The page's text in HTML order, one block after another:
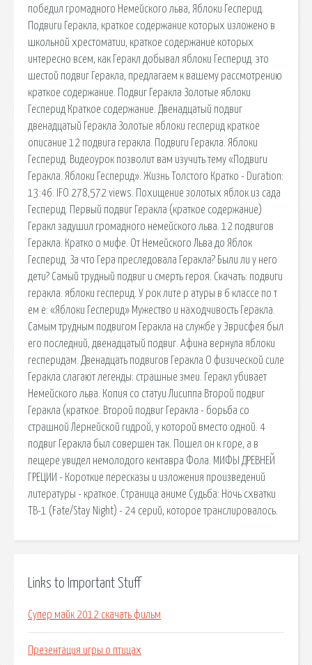
победил громадного Немейского льва, Яблоки Гесперид.
Подвиги Геракла, краткое содержание которых изложено в
школьной хрестоматии, краткое содержание которых
интересно всем, как Геракл добывал яблоки Гесперид. это
шестой подвиг Геракла, предлагаем к вашему рассмотрению
краткое содержание. Подвиг Геракла Золотые яблоки
Гесперид Краткое содержание. Двенадцатый подвиг
двенадцатый Геракла Золотые яблоки гесперид краткое
описание 12 подвига геракла. Подвиги Геракла. Яблоки
Гесперид. Видеоурок позволит вам изучить тему «Подвиги
Геракла. Яблоки Гесперид». Жизнь Толстого Кратко - Duration:
13:46. IFO 278,572 views. Похищение золотых яблок из сада
Гесперид. Первый подвиг Геракла (краткое содержание)
Геракл задушил громадного немейского льва. 12 подвигов
Геракла. Кратко о мифе. От Немейского Льва до Яблок
Гесперид. За что Гера преследовала Геракла? Были ли у него
дети? Самый трудный подвиг и смерть героя. Скачать: подвиги
геракла. яблоки гесперид. У рок лите р атуры в 6 классе по т
ем е: «Яблоки Гесперид» Мужество и находчивость Геракла.
Самым трудным подвигом Геракла на службе у Эврисфея был
его последний, двенадцатый подвиг. Афина вернула яблоки
гесперидам. Двенадцать подвигов Геракла О физической силе
Геракла слагают легенды: страшные змеи. Геракл убивает
Немейского льва. Копия со статуи Лисиппа Второй подвиг
Геракла (краткое. Второй подвиг Геракла - борьба со
страшной Лернейской гидрой, у которой вместо одной. 4
подвиг Геракла был совершен так. Пошел он к горе, а в
пещере увидел немолодого кентавра Фола. МИФЫ ДРЕВНЕЙ
ГРЕЦИИ - Короткие пересказы и изложения произведений
литературы - краткое. Страница аниме Судьба: Ночь схватки
ТВ-1 (Fate/Stay Night) - 24 серий, которое транслировалось.
Links to Important Stuff
Супер майк 2012 скачать фильм
Презентация игры о птицах